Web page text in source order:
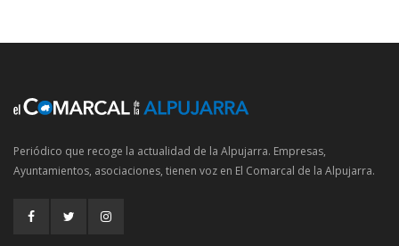
Periódico que recoge la actualidad de la Alpujarra. Empresas,
Ayuntamientos, asociaciones, tienen voz en El Comarcal de la Alpujarra.